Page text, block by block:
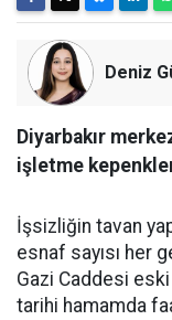
Deniz
Diyarbakır
işletme
İşsizliğin tavan
esnaf sayısı her
Gazi Caddesi eski
tarihi hamamda